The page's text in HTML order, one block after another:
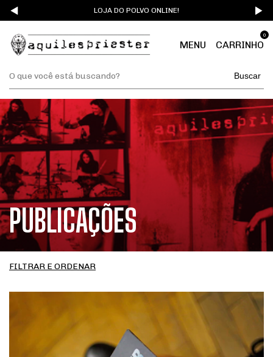
LOJA DO POLVO ONLINE!
MENU CARRINHO
0
Buscar
PUBLICAÇÕES
FILTRAR E ORDENAR